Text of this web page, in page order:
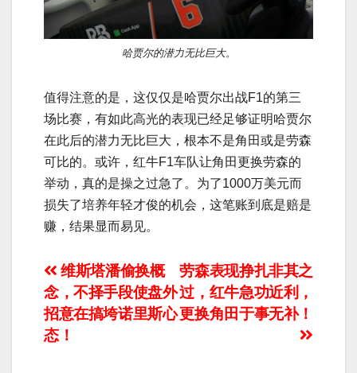
哈贾尔的潜力无比巨大。
值得注意的是，这仅仅是哈贾尔出战F1的第三
场比赛，有如此高光的表现已经足够证明哈贾尔
在此后的潜力无比巨大，根本不是角田或是劳森
可比的。或许，红牛F1车队让角田更换劳森的
举动，真的是操之过急了。为了1000万美元而
损失了培养年轻才俊的机会，这笔账到底是赔是
赚，结果显而易见。
文
章
导
劳森表现挣扎非其之
过，红牛急功近利，
更换角田于事无补！
维斯塔潘偷换概
念，不择手段使盘外
招意在搞垮诺里斯心
态！